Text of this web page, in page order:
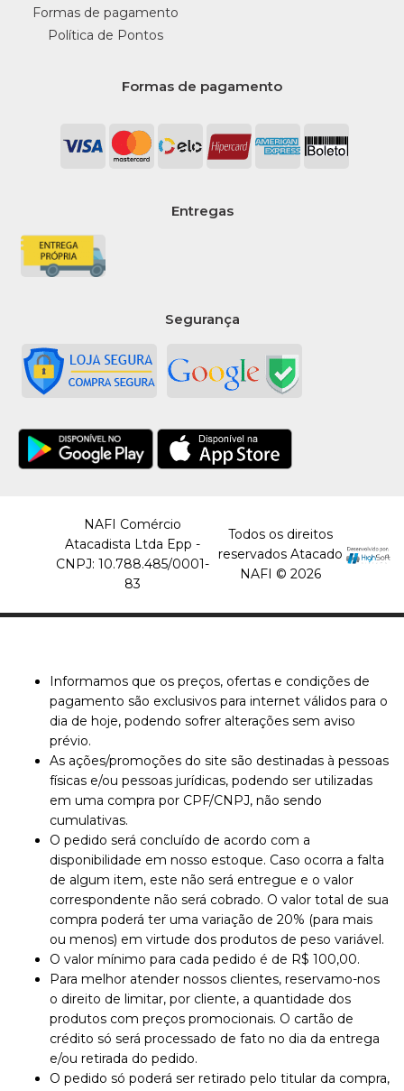
Formas de pagamento
Política de Pontos
Formas de pagamento
Entregas
Segurança
NAFI Comércio
Atacadista Ltda Epp -
CNPJ: 10.788.485/0001-
83
Todos os direitos
reservados Atacado
NAFI © 2026
Informamos que os preços, ofertas e condições de
pagamento são exclusivos para internet válidos para o
dia de hoje, podendo sofrer alterações sem aviso
prévio.
As ações/promoções do site são destinadas à pessoas
físicas e/ou pessoas jurídicas, podendo ser utilizadas
em uma compra por CPF/CNPJ, não sendo
cumulativas.
O pedido será concluído de acordo com a
disponibilidade em nosso estoque. Caso ocorra a falta
de algum item, este não será entregue e o valor
correspondente não será cobrado. O valor total de sua
compra poderá ter uma variação de 20% (para mais
ou menos) em virtude dos produtos de peso variável.
O valor mínimo para cada pedido é de R$ 100,00.
Para melhor atender nossos clientes, reservamo-nos
o direito de limitar, por cliente, a quantidade dos
produtos com preços promocionais. O cartão de
crédito só será processado de fato no dia da entrega
e/ou retirada do pedido.
O pedido só poderá ser retirado pelo titular da compra,